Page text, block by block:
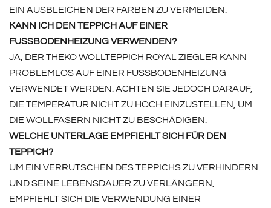
EIN AUSBLEICHEN DER FARBEN ZU VERMEIDEN.
KANN ICH DEN TEPPICH AUF EINER
FUSSBODENHEIZUNG VERWENDEN?
JA, DER THEKO WOLLTEPPICH ROYAL ZIEGLER KANN
PROBLEMLOS AUF EINER FUSSBODENHEIZUNG V
ERWENDET WERDEN. ACHTEN SIE JEDOCH DARAUF, D
IE TEMPERATUR NICHT ZU HOCH EINZUSTELLEN, UM D
IE WOLLFASERN NICHT ZU BESCHÄDIGEN.
WELCHE UNTERLAGE EMPFIEHLT SICH FÜR DEN
TEPPICH?
UM EIN VERRUTSCHEN DES TEPPICHS ZU VERHINDERN
UND SEINE LEBENSDAUER ZU VERLÄNGERN,
EMPFIEHLT SICH DIE VERWENDUNG EINER